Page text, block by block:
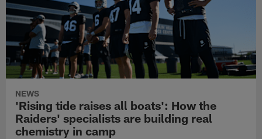
NEWS
'Rising tide raises all boats': How the
Raiders' specialists are building real
chemistry in camp